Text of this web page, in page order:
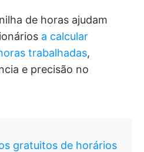
de horas ajudam
a calcular
trabalhadas,
e precisão no
gratuitos de horários